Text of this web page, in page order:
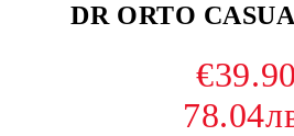
DR ORTO
€39.90